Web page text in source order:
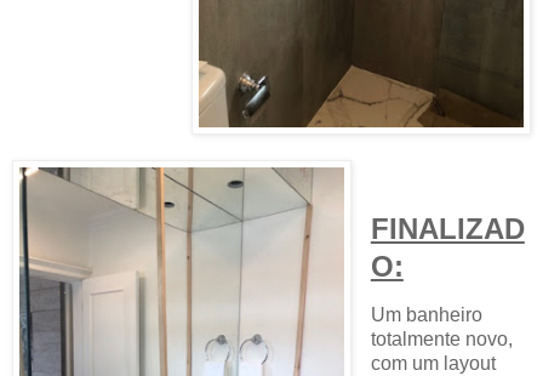
FINALIZAD
O:
Um banheiro
totalmente novo,
com um layout